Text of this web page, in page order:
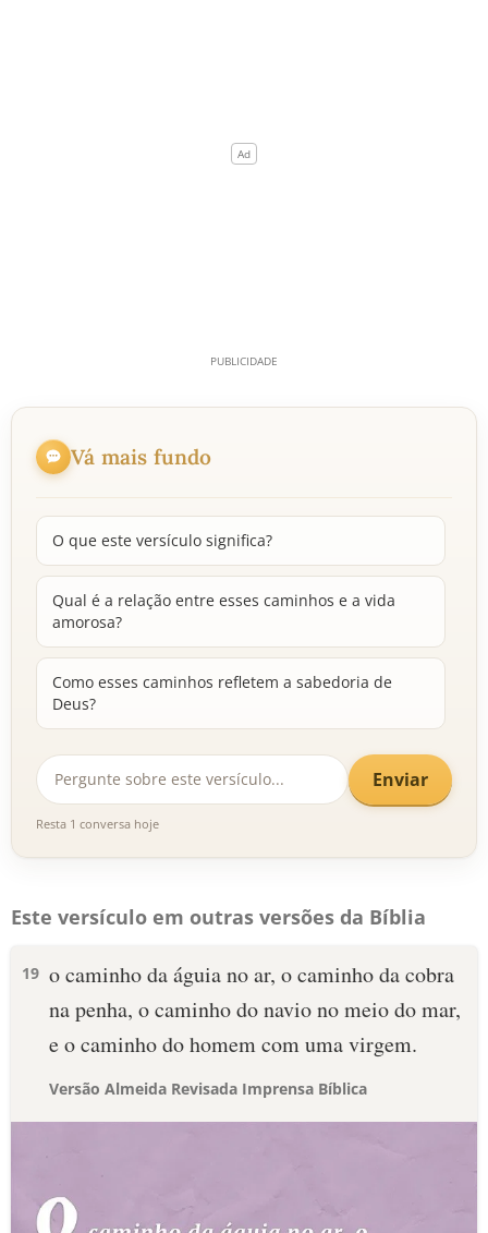
Vá mais fundo
O que este versículo significa?
Qual é a relação entre esses caminhos e a vida
amorosa?
Como esses caminhos refletem a sabedoria de
Deus?
Enviar
Resta 1 conversa hoje
Este versículo em outras versões da Bíblia
19 o caminho da águia no ar, o caminho da cobra
na penha, o caminho do navio no meio do mar,
e o caminho do homem com uma virgem.
Versão Almeida Revisada Imprensa Bíblica